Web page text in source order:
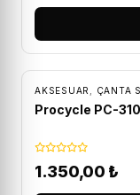
AKSESUAR ÇANTA
Procycle PC-
1.350,00 ₺